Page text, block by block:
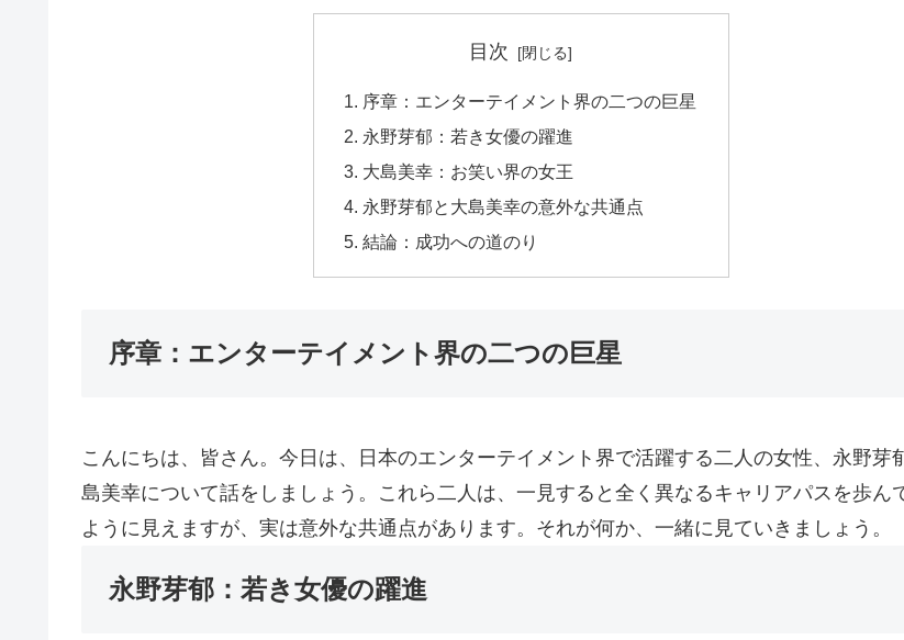
目次
序章：エンターテイメント界の二つの巨星
永野芽郁：若き女優の躍進
大島美幸：お笑い界の女王
永野芽郁と大島美幸の意外な共通点
結論：成功への道のり
序章：エンターテイメント界の二つの巨星
こんにちは、皆さん。今日は、日本のエンターテイメント界で活躍する二人の女性、永野芽
島美幸について話をしましょう。これら二人は、一見すると全く異なるキャリアパスを歩ん
ように見えますが、実は意外な共通点があります。それが何か、一緒に見ていきましょう。
永野芽郁：若き女優の躍進